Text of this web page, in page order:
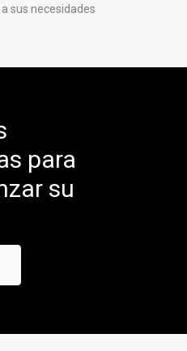
sus necesidades
para
su